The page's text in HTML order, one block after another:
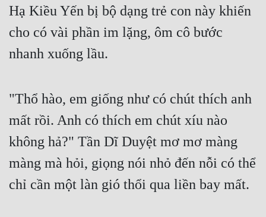
Hạ Kiều Yến bị bộ dạng trẻ con này khiến
cho có vài phần im lặng, ôm cô bước
nhanh xuống lầu.
"Thổ hào, em giống như có chút thích anh
mất rồi. Anh có thích em chút xíu nào
không hả?" Tần Dĩ Duyệt mơ mơ màng
màng mà hỏi, giọng nói nhỏ đến nỗi có thể
chỉ cần một làn gió thổi qua liền bay mất.